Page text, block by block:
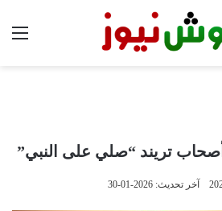
تريند “صلي على النبي”
آخر تحديث: 2026-01-30